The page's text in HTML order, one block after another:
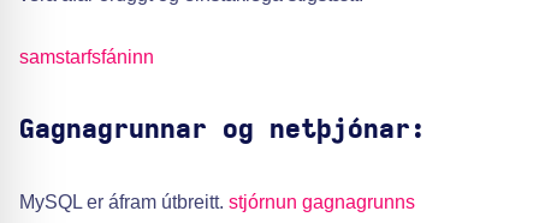
Gagnagrunnar og netþjónar:
MySQL er áfram útbreitt. stjórnun gagnagrunns